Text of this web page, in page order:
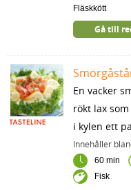
Fläskkött
Gå till
En vacker
rökt lax
i kylen ett
Innehåller
60 min
Fisk